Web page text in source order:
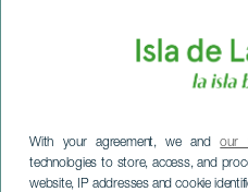
With your agreement, we andour
technologies to store, access, and
website, IP addresses and cookie